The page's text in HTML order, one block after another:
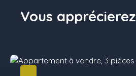
Vous apprécierez